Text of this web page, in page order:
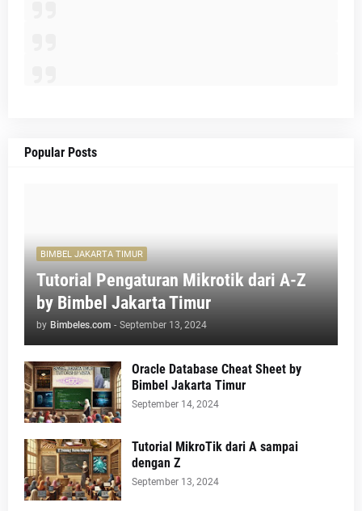
Popular Posts
BIMBEL JAKARTA TIMUR
Tutorial Pengaturan Mikrotik dari A-Z
by Bimbel Jakarta Timur
by Bimbeles.com - September 13, 2024
Oracle Database Cheat Sheet by
Bimbel Jakarta Timur
September 14, 2024
Tutorial MikroTik dari A sampai
dengan Z
September 13, 2024